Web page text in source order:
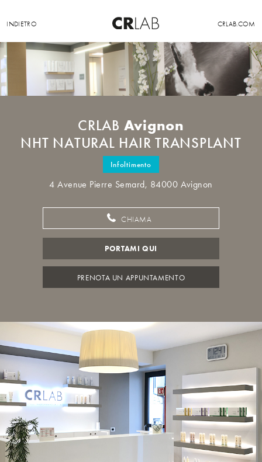
INDIETRO CRLAB.COM
CRLAB Avignon
NHT NATURAL HAIR TRANSPLANT
Infoltimento
4 Avenue Pierre Semard, 84000 Avignon
CHIAMA
PORTAMI QUI
PRENOTA UN APPUNTAMENTO